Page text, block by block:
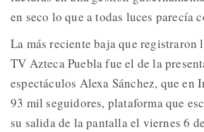
en seco lo que a todas luces parecía
La más reciente baja que registraron
TV Azteca Puebla fue el de la
espectáculos Alexa Sánchez, que en
93 mil seguidores, plataforma que
su salida de la pantalla el viernes 6